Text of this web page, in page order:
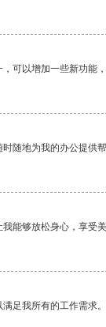
可以增加一些新功能
随地为我的办公提供帮
能够放松身心，享受美
足我所有的工作需求